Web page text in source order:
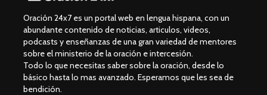
Oración 24x7 es un portal web en lengua hispana, con un
abundante contenido de noticias, articulos, videos,
podcasts y enseñanzas de una gran variedad de mentores
sobre el ministerio de la oración e intercesión.
Todo lo que necesitas saber sobre la oración, desde lo
básico hasta lo mas avanzado. Esperamos que les sea de
bendición.